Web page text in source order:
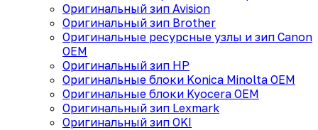
Оригинальный зип Avision
Оригинальный зип Brother
Оригинальные ресурсные узлы и зип Canon
OEM
Оригинальный зип HP
Оригинальные блоки Konica Minolta OEM
Оригинальные блоки Kyocera OEM
Оригинальный зип Lexmark
Оригинальный зип OKI